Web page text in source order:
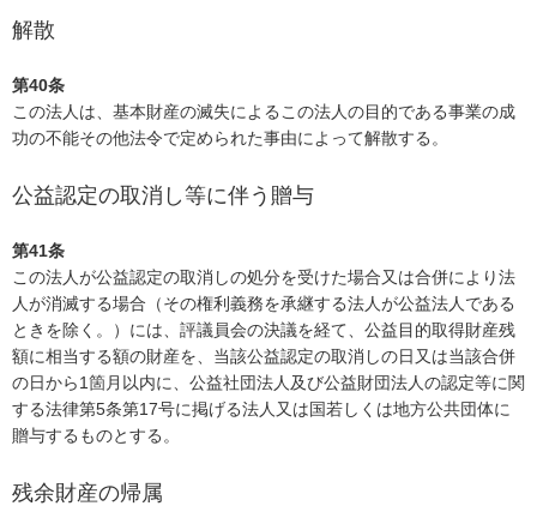
解散
第40条
この法人は、基本財産の滅失によるこの法人の目的である事業の成
功の不能その他法令で定められた事由によって解散する。
公益認定の取消し等に伴う贈与
第41条
この法人が公益認定の取消しの処分を受けた場合又は合併により法
人が消滅する場合（その権利義務を承継する法人が公益法人である
ときを除く。）には、評議員会の決議を経て、公益目的取得財産残
額に相当する額の財産を、当該公益認定の取消しの日又は当該合併
の日から1箇月以内に、公益社団法人及び公益財団法人の認定等に関
する法律第5条第17号に掲げる法人又は国若しくは地方公共団体に
贈与するものとする。
残余財産の帰属